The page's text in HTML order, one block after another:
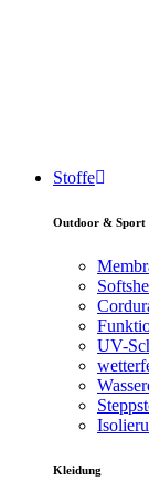
Stoffe
Outdoor & Sport
UV-
Kleidung